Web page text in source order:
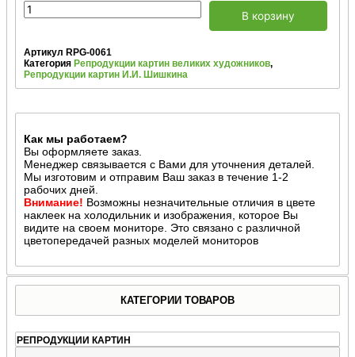
КАТЕГОРИИ ТОВАРОВ
РЕПРОДУКЦИИ КАРТИН
В корзину
Артикул RPG-0061
Категория Репродукции картин великих художников,
Репродукции картин И.И. Шишкина
Как мы работаем?
Вы оформляете заказ.
Менеджер связывается с Вами для уточнения деталей.
Мы изготовим и отправим Ваш заказ в течение 1-2
рабочих дней.
Внимание! Возможны незначительные отличия в цвете
наклеек на холодильник и изображения, которое Вы
видите на своем мониторе. Это связано с различной
цветопередачей разных моделей мониторов